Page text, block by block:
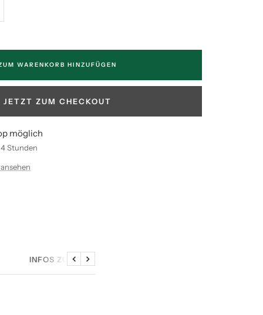
WARENKORB HINZUFÜGEN
JETZT ZUM CHECKOUT
möglich
Stunden
INFOS ZU DEN SAMPLES
ZurückWeiter